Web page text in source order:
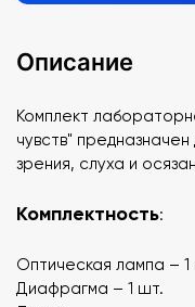
Описание
Комплект
чувств"
зрения, слуха и
Комплектность:
Оптическая лампа – 1
Диафрагма – 1 шт.